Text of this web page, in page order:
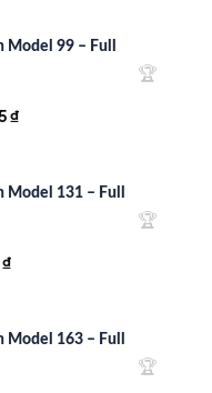
₫.
là:
Model 99 – Full
₫.
₫
là:
🏆
Model 131 – Full
₫.
₫
là:
🏆
Model 163 – Full
🏆